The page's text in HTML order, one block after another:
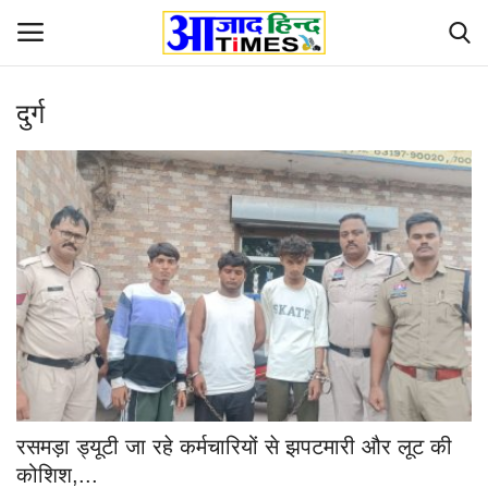
Home
ओडिशा
Contact
देश-विदेश
छत्तीसगढ़ राज्य
दुनिया
दुर्ग
रसमड़ा ड्यूटी जा रहे कर्मचारियों से झपटमारी और लूट की
कोशिश,...